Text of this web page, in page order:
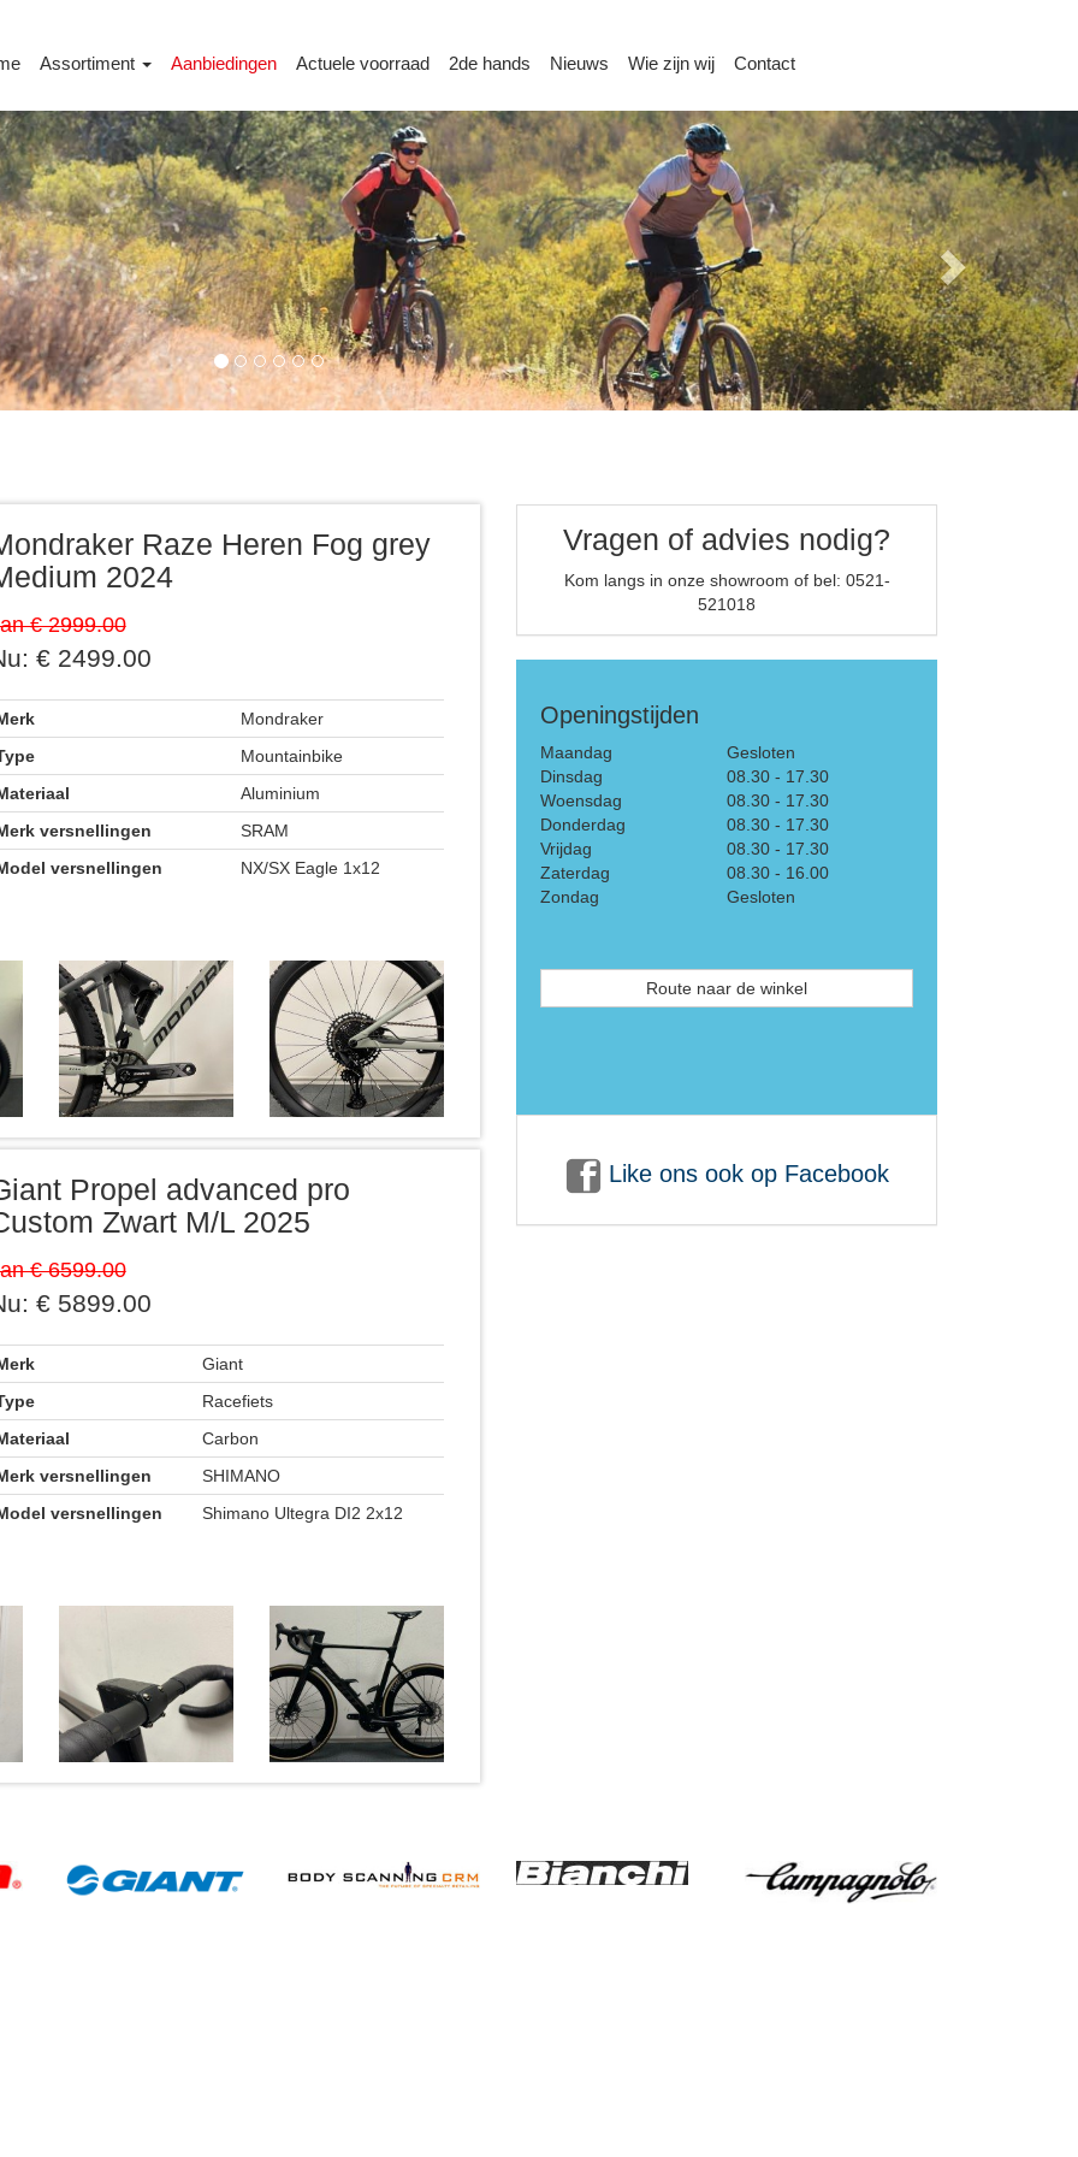
Assortiment Aanbiedingen Actuele voorraad 2de hands Nieuws Wie zijn wij Contact
Raze Heren Fog grey
2024
€ 2999.00
€ 2499.00
Mondraker
Mountainbike
Aluminium
versnellingen
SRAM
versnellingen
NX/SX Eagle 1x12
Propel advanced pro
Zwart M/L 2025
€ 6599.00
€ 5899.00
Giant
Racefiets
Carbon
versnellingen
SHIMANO
versnellingen
Shimano Ultegra DI2 2x12
Vragen of advies nodig?
Kom langs in onze showroom of bel: 0521-
521018
Openingstijden
Maandag
Gesloten
Dinsdag
08.30 - 17.30
Woensdag
08.30 - 17.30
Donderdag
08.30 - 17.30
Vrijdag
08.30 - 17.30
Zaterdag
08.30 - 16.00
Zondag
Gesloten
Route naar de winkel
Like ons ook op Facebook